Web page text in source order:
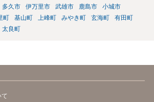
多久市 伊万里市 武雄市 鹿島市
小城市
町 基山町 上峰町 みやき町 玄海町
有田町
太良町
て